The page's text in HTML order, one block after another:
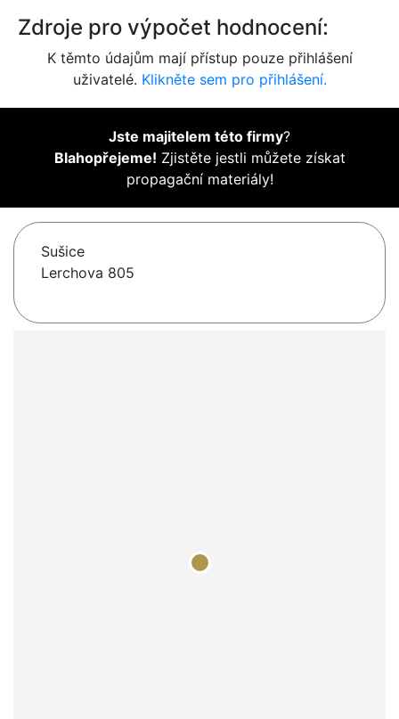
Zdroje pro výpočet hodnocení:
K těmto údajům mají přístup pouze přihlášení
uživatelé. Klikněte sem pro přihlášení.
Jste majitelem této firmy?
Blahopřejeme! Zjistěte jestli můžete získat
propagační materiály!
Sušice
Lerchova 805